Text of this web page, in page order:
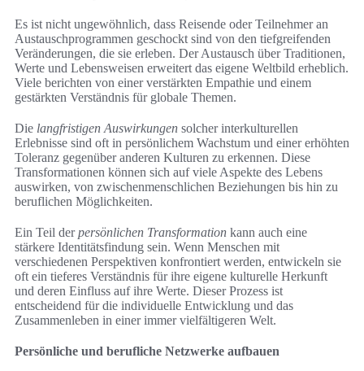
Es ist nicht ungewöhnlich, dass Reisende oder Teilnehmer an
Austauschprogrammen geschockt sind von den tiefgreifenden
Veränderungen, die sie erleben. Der Austausch über Traditionen,
Werte und Lebensweisen erweitert das eigene Weltbild erheblich.
Viele berichten von einer verstärkten Empathie und einem
gestärkten Verständnis für globale Themen.
Die langfristigen Auswirkungen solcher interkulturellen
Erlebnisse sind oft in persönlichem Wachstum und einer erhöhten
Toleranz gegenüber anderen Kulturen zu erkennen. Diese
Transformationen können sich auf viele Aspekte des Lebens
auswirken, von zwischenmenschlichen Beziehungen bis hin zu
beruflichen Möglichkeiten.
Ein Teil derpersönlichen Transformation kann auch eine
stärkere Identitätsfindung sein. Wenn Menschen mit
verschiedenen Perspektiven konfrontiert werden, entwickeln sie
oft ein tieferes Verständnis für ihre eigene kulturelle Herkunft
und deren Einfluss auf ihre Werte. Dieser Prozess ist
entscheidend für die individuelle Entwicklung und das
Zusammenleben in einer immer vielfältigeren Welt.
Persönliche und berufliche Netzwerke aufbauen